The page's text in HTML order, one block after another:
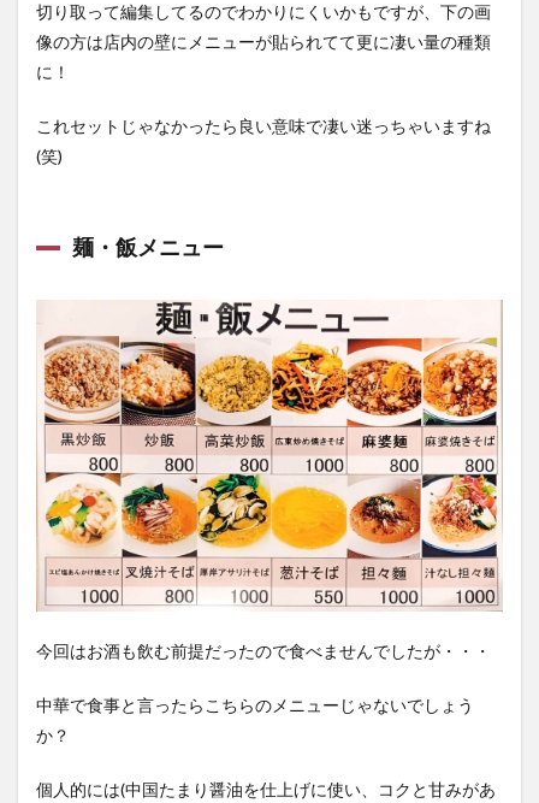
切り取って編集してるのでわかりにくいかもですが、下の画
像の方は店内の壁にメニューが貼られてて更に凄い量の種類
に！
これセットじゃなかったら良い意味で凄い迷っちゃいますね
(笑)
麺・飯メニュー
今回はお酒も飲む前提だったので食べませんでしたが・・・
中華で食事と言ったらこちらのメニューじゃないでしょう
か？
個人的には(中国たまり醤油を仕上げに使い、コクと甘みがあ